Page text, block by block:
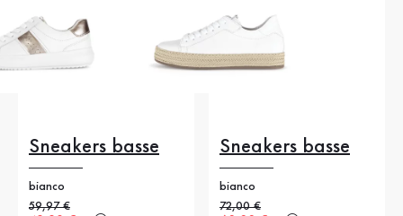
Sneakers basse
bianco
Prezzo precedente
59,97 €
Sneakers basse
bianco
Prezzo precedente
72,00 €